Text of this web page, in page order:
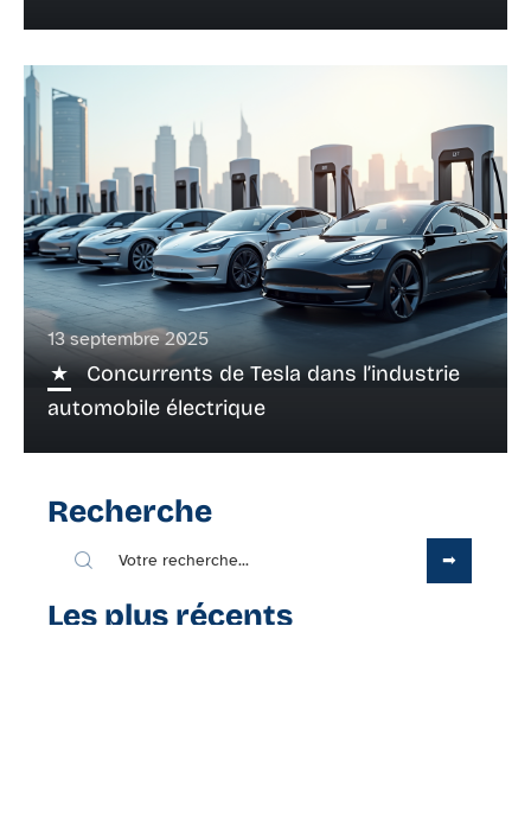
13 septembre 2025
Concurrents de Tesla dans l’industrie
automobile électrique
Recherche
Les plus récents